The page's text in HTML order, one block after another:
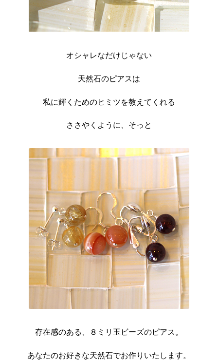
オシャレなだけじゃない
天然石のピアスは
私に輝くためのヒミツを教えてくれる
ささやくように、そっと
存在感のある、８ミリ玉ビーズのピアス。
あなたのお好きな天然石でお作りいたします。